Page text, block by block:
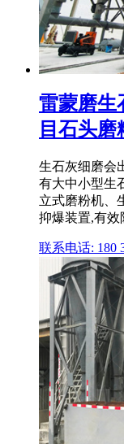
雷蒙磨生
目石头
生石灰细磨会
有大中小型生
立式磨粉机、
抑爆装置,有效
联系电话: 180